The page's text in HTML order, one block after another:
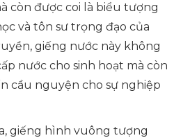
còn được coi là biểu tượng
và tôn sư trọng đạo của
giếng nước này không
nước cho sinh hoạt mà còn
cầu nguyện cho sự nghiệp
giếng hình vuông tượng